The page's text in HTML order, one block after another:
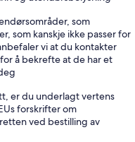
som
som kanskje ikke passer for
vi at du kontakter
å bekrefte at de har et
er du underlagt vertens
forskrifter om
ved bestilling av